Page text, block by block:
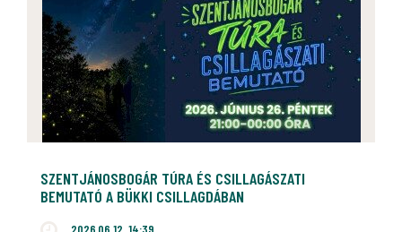
SZENTJÁNOSBOGÁR TÚRA ÉS CSILLAGÁSZATI
BEMUTATÓ A BÜKKI CSILLAGDÁBAN
2026.06.12. 14:39